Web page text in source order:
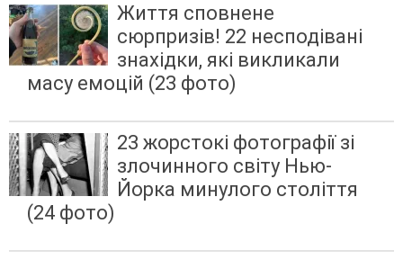
Життя сповнене
сюрпризів! 22 несподівані
знахідки, які викликали
масу емоцій (23 фото)
23 жорстокі фотографії зі
злочинного світу Нью-
Йорка минулого століття
(24 фото)